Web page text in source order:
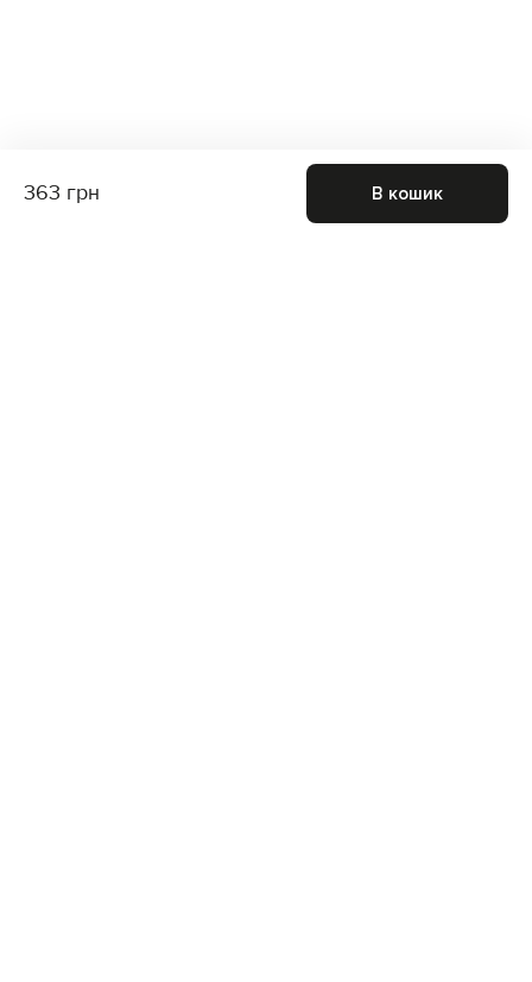
363 грн В кошик